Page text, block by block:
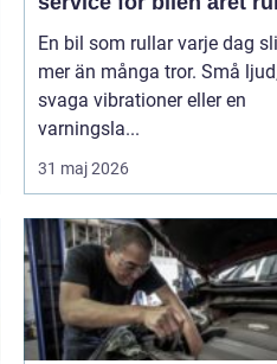
En bil som rullar varje dag
mer än många tror. Små
svaga vibrationer eller en
varningsla...
31 maj 2026